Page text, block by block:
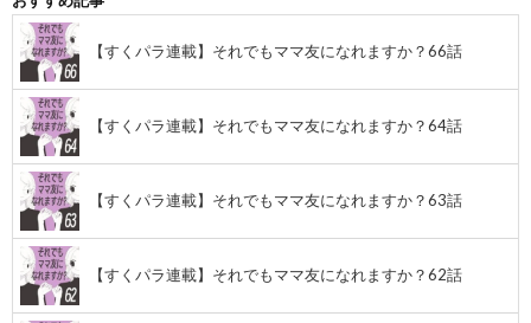
【すくパラ連載】それでもママ友になれますか？66話
【すくパラ連載】それでもママ友になれますか？64話
【すくパラ連載】それでもママ友になれますか？63話
【すくパラ連載】それでもママ友になれますか？62話